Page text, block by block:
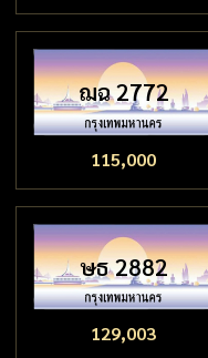
ฌฉ 2772
115,000
ษธ 2882
129,003